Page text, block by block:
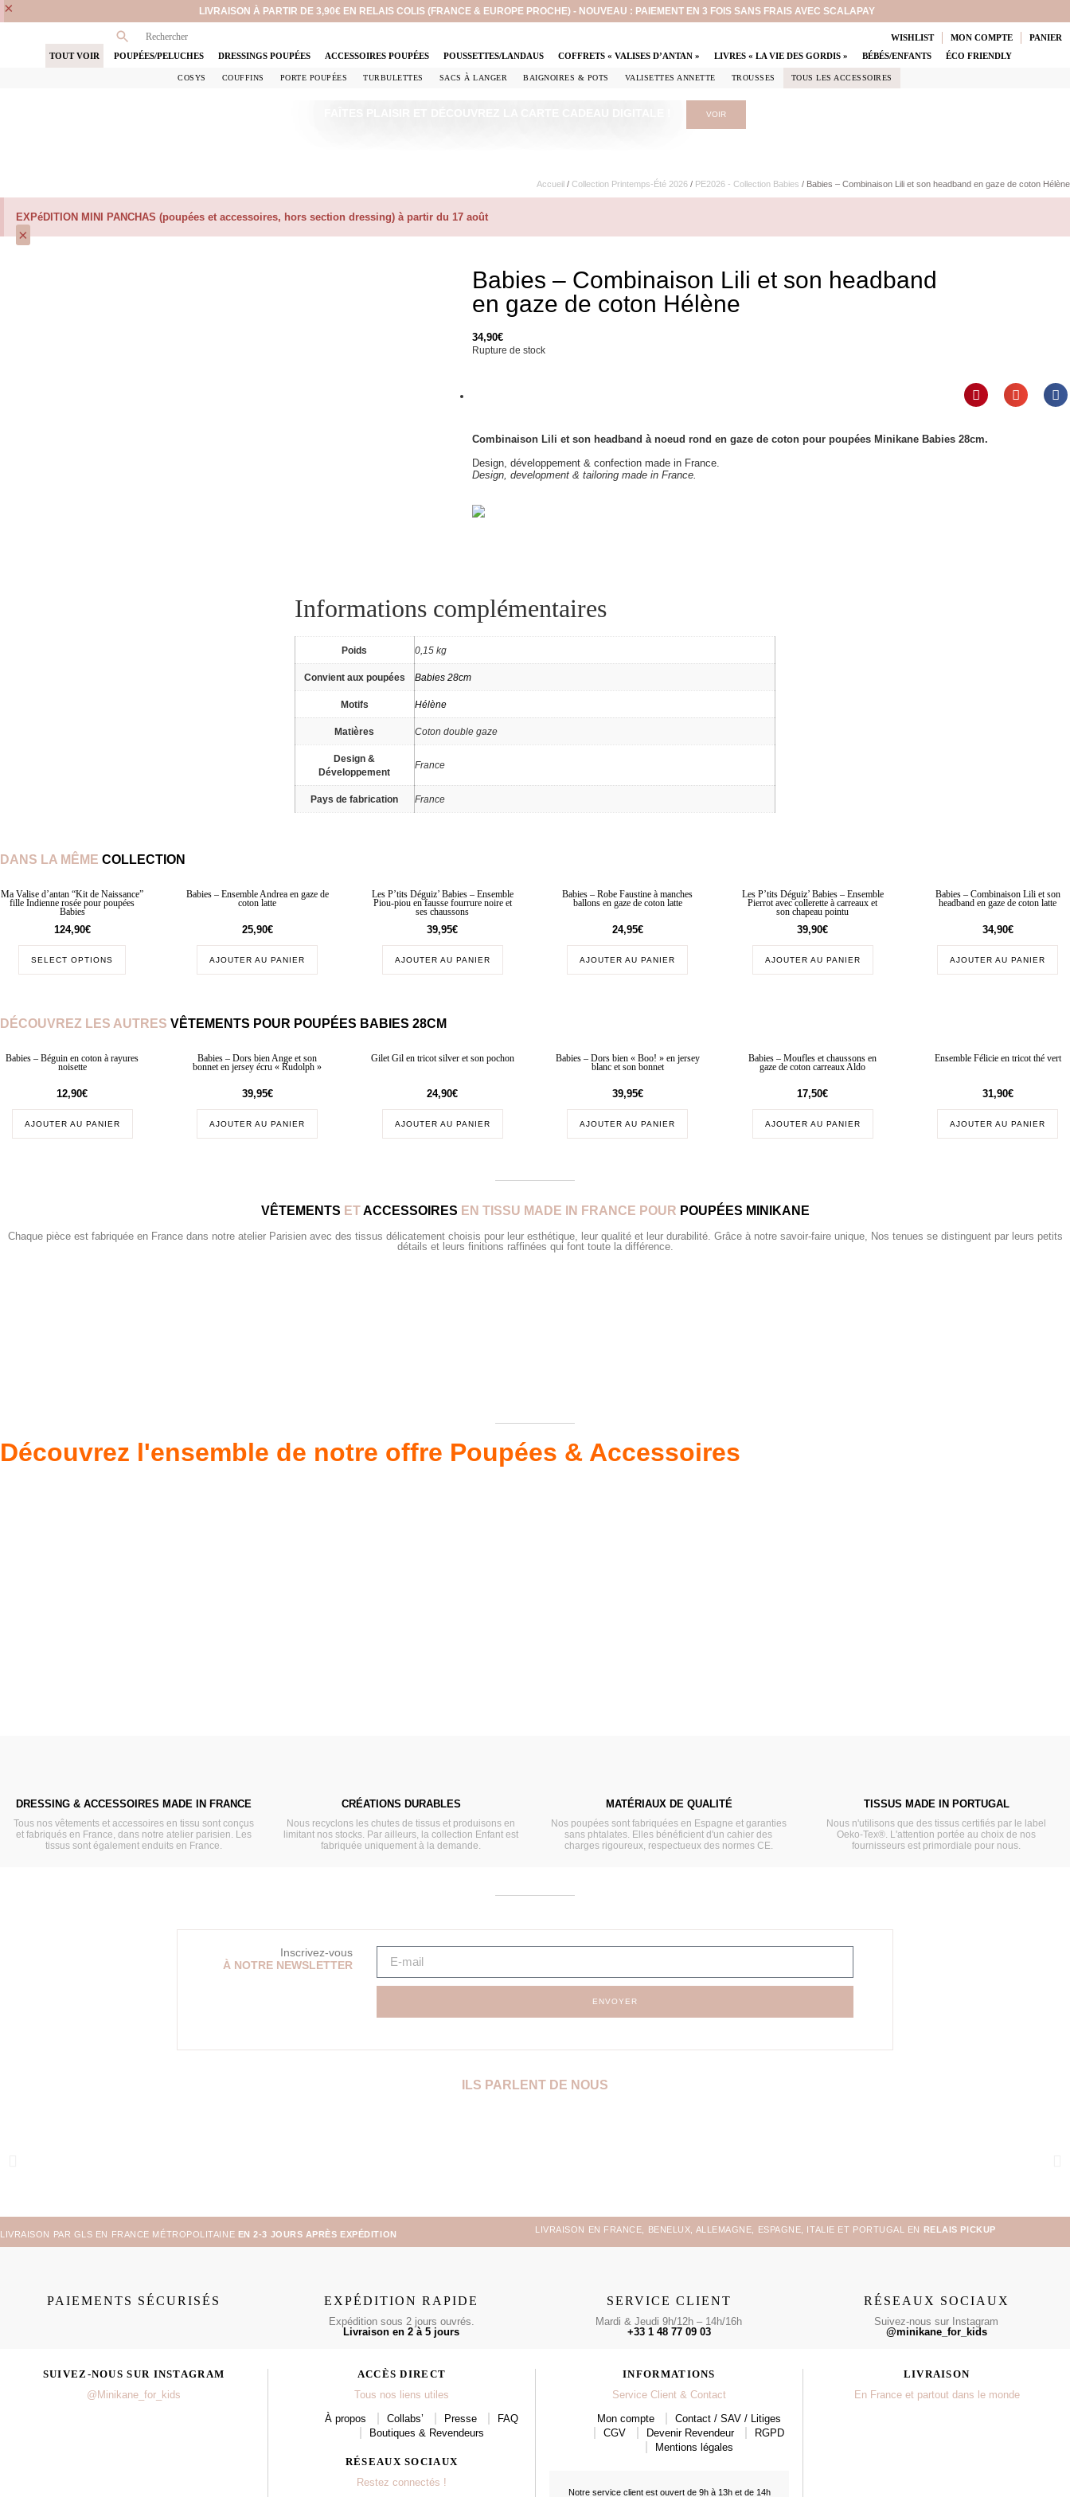
LIVRAISON À PARTIR DE 3,90€ EN RELAIS COLIS (FRANCE & EUROPE PROCHE) - NOUVEAU : PAIEMENT EN 3 FOIS SANS FRAIS AVEC SCALAPAY
×
WISHLIST MON COMPTE
PANIER
TOUT VOIR
POUPÉES/PELUCHES DRESSINGS POUPÉES ACCESSOIRES POUPÉES POUSSETTES/LANDAUS COFFRETS « VALISES D’ANTAN » LIVRES « LA VIE DES GORDIS » BÉBÉS/ENFANTS ÉCO FRIENDLY
COSYS COUFFINS PORTE POUPÉES TURBULETTES SACS À LANGER BAIGNOIRES & POTS VALISETTES ANNETTE TROUSSES TOUS LES ACCESSOIRES
VOIR
Accueil / Collection Printemps-Été 2026 / PE2026 - Collection Babies / Babies – Combinaison Lili et son headband en gaze de coton Hélène
EXPéDITION MINI PANCHAS (poupées et accessoires, hors section dressing) à partir du 17 août
×
Babies – Combinaison Lili et son headband
en gaze de coton Hélène
34,90€
Rupture de stock
Combinaison Lili et son headband à noeud rond en gaze de coton pour poupées Minikane Babies 28cm.
Design, développement & confection made in France.
Design, development & tailoring made in France.
Informations complémentaires
Poids 0,15 kg
Convient aux poupées Babies 28cm
Motifs Hélène
Matières Coton double gaze
Design &
Développement
France
Pays de fabrication France
DANS LA MÊME COLLECTION
Ma Valise d’antan “Kit de Naissance”
fille Indienne rosée pour poupées
Babies
124,90€
SELECT OPTIONS
Babies – Ensemble Andrea en gaze de
coton latte
25,90€
AJOUTER AU PANIER
Les P’tits Déguiz’ Babies – Ensemble
Piou-piou en fausse fourrure noire et
ses chaussons
39,95€
AJOUTER AU PANIER
Babies – Robe Faustine à manches
ballons en gaze de coton latte
24,95€
AJOUTER AU PANIER
Les P’tits Déguiz’ Babies – Ensemble
Pierrot avec collerette à carreaux et
son chapeau pointu
39,90€
AJOUTER AU PANIER
Babies – Combinaison Lili et son
headband en gaze de coton latte
34,90€
AJOUTER AU PANIER
DÉCOUVREZ LES AUTRES VÊTEMENTS POUR POUPÉES BABIES 28CM
Babies – Béguin en coton à rayures
noisette
12,90€
AJOUTER AU PANIER
Babies – Dors bien Ange et son
bonnet en jersey écru « Rudolph »
39,95€
AJOUTER AU PANIER
Gilet Gil en tricot silver et son pochon
24,90€
AJOUTER AU PANIER
Babies – Dors bien « Boo! » en jersey
blanc et son bonnet
39,95€
AJOUTER AU PANIER
Babies – Moufles et chaussons en
gaze de coton carreaux Aldo
17,50€
AJOUTER AU PANIER
Ensemble Félicie en tricot thé vert
31,90€
AJOUTER AU PANIER
VÊTEMENTS ETACCESSOIRES EN TISSU MADE IN FRANCE POUR POUPÉES MINIKANE
Chaque pièce est fabriquée en France dans notre atelier Parisien avec des tissus délicatement choisis pour leur esthétique, leur qualité et leur durabilité. Grâce à notre savoir-faire unique, Nos tenues se distinguent par leurs petits
détails et leurs finitions raffinées qui font toute la différence.
Découvrez l'ensemble de notre offre Poupées & Accessoires
DRESSING & ACCESSOIRES MADE IN FRANCE
Tous nos vêtements et accessoires en tissu sont conçus
et fabriqués en France, dans notre atelier parisien. Les
tissus sont également enduits en France.
CRÉATIONS DURABLES
Nous recyclons les chutes de tissus et produisons en
limitant nos stocks. Par ailleurs, la collection Enfant est
fabriquée uniquement à la demande.
MATÉRIAUX DE QUALITÉ
Nos poupées sont fabriquées en Espagne et garanties
sans phtalates. Elles bénéficient d'un cahier des
charges rigoureux, respectueux des normes CE.
TISSUS MADE IN PORTUGAL
Nous n'utilisons que des tissus certifiés par le label
Oeko-Tex®. L'attention portée au choix de nos
fournisseurs est primordiale pour nous.
Inscrivez-vous
À NOTRE NEWSLETTER
ENVOYER
ILS PARLENT DE NOUS
LIVRAISON PAR GLS EN FRANCE MÉTROPOLITAINE EN 2-3 JOURS APRÈS EXPÉDITION LIVRAISON EN FRANCE, BENELUX, ALLEMAGNE, ESPAGNE, ITALIE ET PORTUGAL EN RELAIS PICKUP
PAIEMENTS SÉCURISÉS EXPÉDITION RAPIDE
Expédition sous 2 jours ouvrés.
Livraison en 2 à 5 jours
SERVICE CLIENT
Mardi & Jeudi 9h/12h – 14h/16h
+33 1 48 77 09 03
RÉSEAUX SOCIAUX
Suivez-nous sur Instagram
@minikane_for_kids
SUIVEZ-NOUS SUR INSTAGRAM
@Minikane_for_kids
ACCÈS DIRECT
Tous nos liens utiles
À propos
Collabs’ Presse
FAQ
Boutiques & Revendeurs
RÉSEAUX SOCIAUX
Restez connectés !
INFORMATIONS
Service Client & Contact
Mon compte
Contact / SAV / Litiges
CGV
Devenir Revendeur
RGPD
Mentions légales
Notre service client est ouvert de 9h à 13h et de 14h
LIVRAISON
En France et partout dans le monde